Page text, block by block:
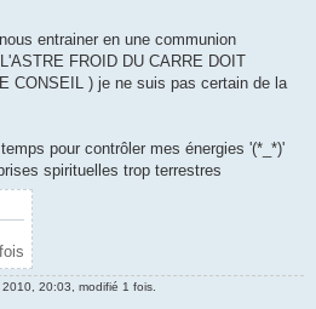
entrainer en une communion
FROID DU CARRE DOIT
CONSEIL ) je ne suis pas certain de la
pour contrôler mes énergies '(*_*)'
spirituelles trop terrestres
20:03, modifié 1 fois.